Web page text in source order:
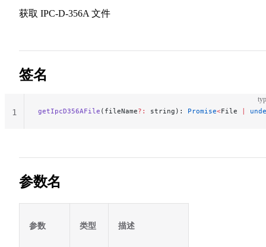
获取 IPC-D-356A 文件
签名
getIpcD356AFile (fileName?: string): Promise<File |
1
参数名
参数 类型 描述